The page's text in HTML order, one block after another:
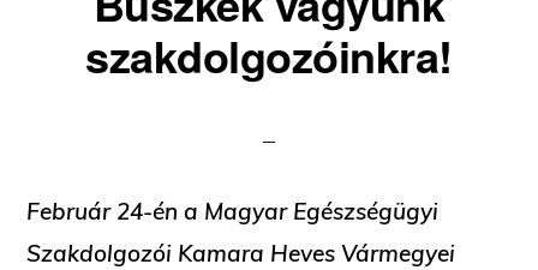
szakdolgozóinkra!
Február 24-én a Magyar Egészségügyi
Szakdolgozói Kamara Heves Vármegyei